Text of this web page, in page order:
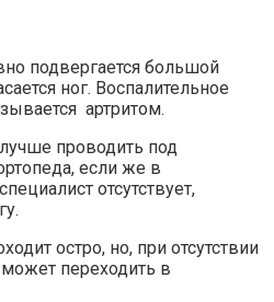
подвергается большой
ног. Воспалительное
артритом.
проводить под
если же в
отсутствует,
остро, но, при отсутствии
переходить в